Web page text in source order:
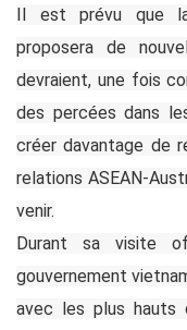
Il est prévu que
proposera de
devraient, une fois
des percées dans
créer davantage de
relations ASEAN-
venir.
Durant sa visite
gouvernement
avec les plus hauts